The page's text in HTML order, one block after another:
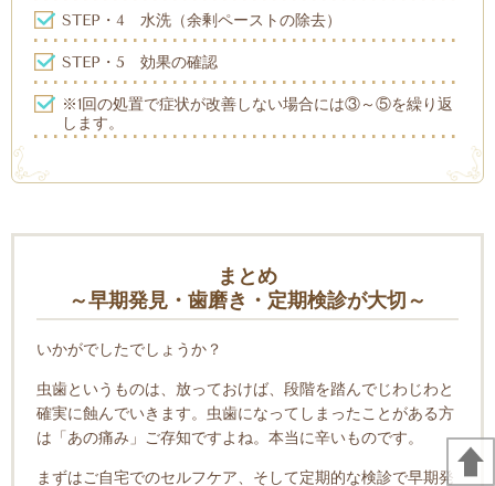
STEP・4 水洗（余剰ペーストの除去）
STEP・5 効果の確認
※1回の処置で症状が改善しない場合には③～⑤を繰り返
します。
まとめ
～早期発見・歯磨き・定期検診が大切～
いかがでしたでしょうか？
虫歯というものは、放っておけば、段階を踏んでじわじわと
確実に蝕んでいきます。虫歯になってしまったことがある方
は「あの痛み」ご存知ですよね。本当に辛いものです。
まずはご自宅でのセルフケア、そして定期的な検診で早期発